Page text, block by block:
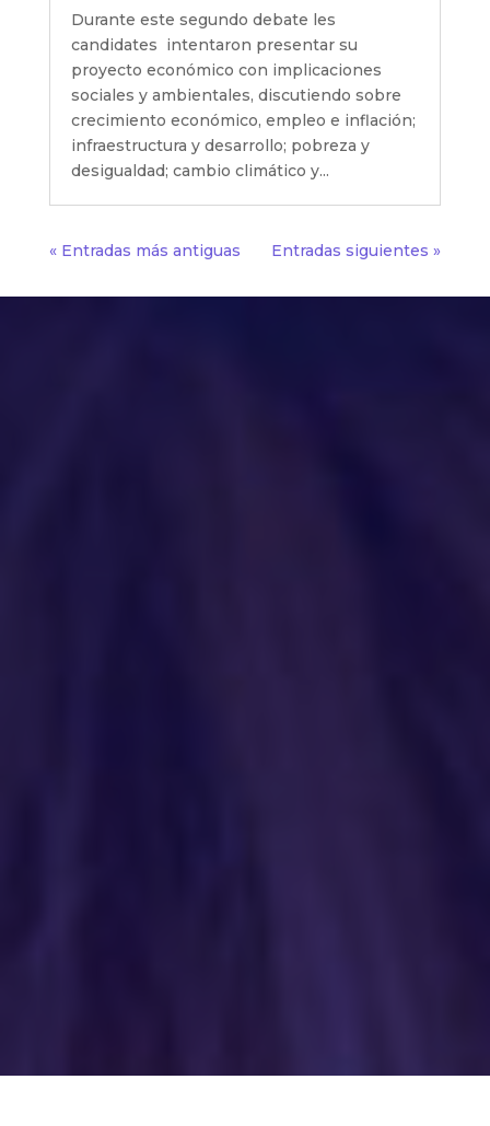
Durante este segundo debate les
candidates intentaron presentar su
proyecto económico con implicaciones
sociales y ambientales, discutiendo sobre
crecimiento económico, empleo e inflación;
infraestructura y desarrollo; pobreza y
desigualdad; cambio climático y...
« Entradas más antiguas Entradas siguientes »